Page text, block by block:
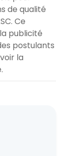
de qualité
Ce
publicité
postulants
la